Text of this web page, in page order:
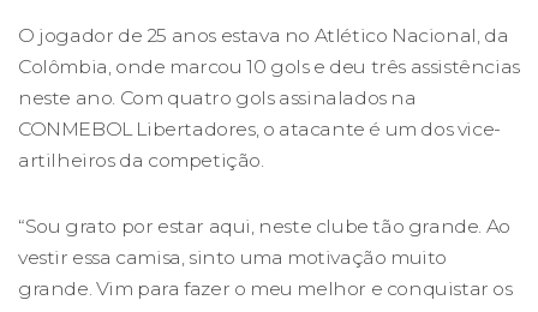
O jogador de 25 anos estava no Atlético Nacional, da
Colômbia, onde marcou 10 gols e deu três assistências
neste ano. Com quatro gols assinalados na
CONMEBOL Libertadores, o atacante é um dos vice-
artilheiros da competição.
“Sou grato por estar aqui, neste clube tão grande. Ao
vestir essa camisa, sinto uma motivação muito
grande. Vim para fazer o meu melhor e conquistar os